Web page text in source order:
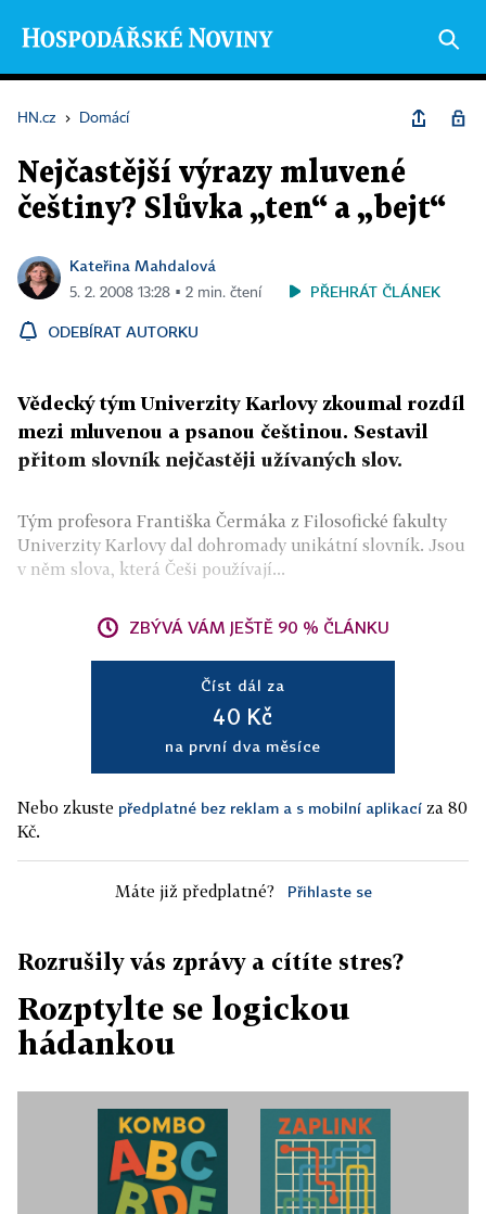
HN.cz › Domácí
Nejčastější výrazy mluvené
češtiny? Slůvka „ten“ a „bejt“
Kateřina Mahdalová
5. 2. 2008 13:28 ▪ 2 min. čtení PŘEHRÁT ČLÁNEK
ODEBÍRAT AUTORKU
Vědecký tým Univerzity Karlovy zkoumal rozdíl
mezi mluvenou a psanou češtinou. Sestavil
přitom slovník nejčastěji užívaných slov.
Tým profesora Františka Čermáka z Filosofické fakulty
Univerzity Karlovy dal dohromady unikátní slovník. Jsou
v něm slova, která Češi používají...
ZBÝVÁ VÁM JEŠTĚ 90 % ČLÁNKU
Číst dál za
40 Kč
na první dva měsíce
Nebo zkuste předplatné bez reklam a s mobilní aplikací za 80
Kč.
Máte již předplatné? Přihlaste se
Rozrušily vás zprávy a cítíte stres?
Rozptylte se logickou
hádankou